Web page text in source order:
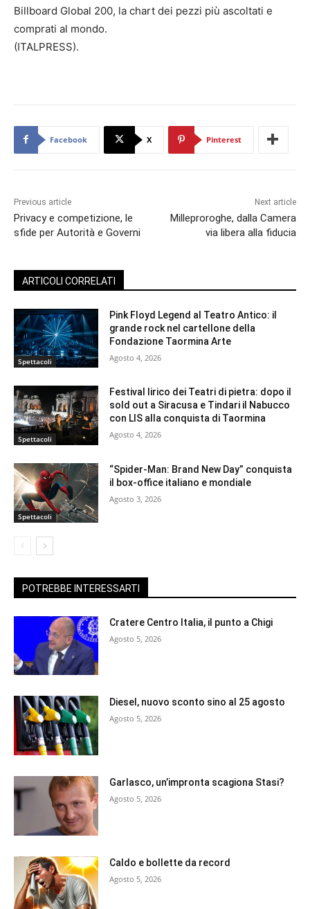
Billboard Global 200, la chart dei pezzi più ascoltati e
comprati al mondo.
(ITALPRESS).
Facebook X Pinterest
Previous article
Privacy e competizione, le
sfide per Autorità e Governi
Next article
Milleproroghe, dalla Camera
via libera alla fiducia
ARTICOLI CORRELATI
Spettacoli
Pink Floyd Legend al Teatro Antico: il
grande rock nel cartellone della
Fondazione Taormina Arte
Agosto 4, 2026
Spettacoli
Festival lirico dei Teatri di pietra: dopo il
sold out a Siracusa e Tindari il Nabucco
con LIS alla conquista di Taormina
Agosto 4, 2026
Spettacoli
“Spider-Man: Brand New Day” conquista
il box-office italiano e mondiale
Agosto 3, 2026
POTREBBE INTERESSARTI
Cratere Centro Italia, il punto a Chigi
Agosto 5, 2026
Diesel, nuovo sconto sino al 25 agosto
Agosto 5, 2026
Garlasco, un’impronta scagiona Stasi?
Agosto 5, 2026
Caldo e bollette da record
Agosto 5, 2026